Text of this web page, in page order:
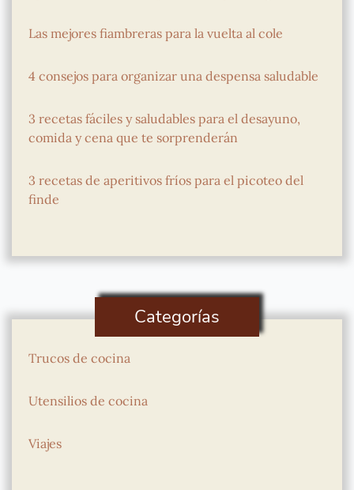
Las mejores fiambreras para la vuelta al cole
4 consejos para organizar una despensa saludable
3 recetas fáciles y saludables para el desayuno,
comida y cena que te sorprenderán
3 recetas de aperitivos fríos para el picoteo del
finde
Categorías
Trucos de cocina
Utensilios de cocina
Viajes